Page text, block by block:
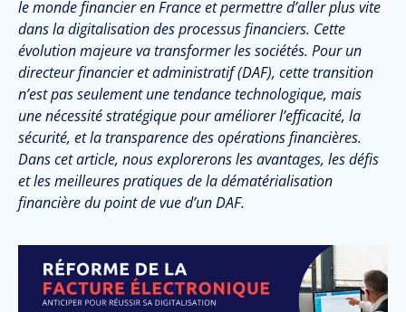
le monde financier en France et permettre d’aller plus vite
dans la digitalisation des processus financiers. Cette
évolution majeure va transformer les sociétés. Pour un
directeur financier et administratif (DAF), cette transition
n’est pas seulement une tendance technologique, mais
une nécessité stratégique pour améliorer l’efficacité, la
sécurité, et la transparence des opérations financières.
Dans cet article, nous explorerons les avantages, les défis
et les meilleures pratiques de la dématérialisation
financière du point de vue d’un DAF.